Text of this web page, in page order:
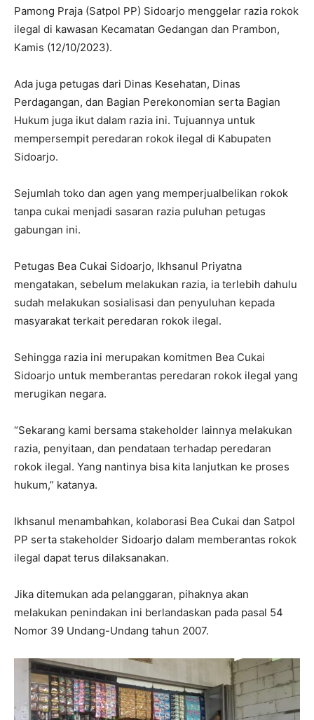
Pamong Praja (Satpol PP) Sidoarjo menggelar razia rokok
ilegal di kawasan Kecamatan Gedangan dan Prambon,
Kamis (12/10/2023).
Ada juga petugas dari Dinas Kesehatan, Dinas
Perdagangan, dan Bagian Perekonomian serta Bagian
Hukum juga ikut dalam razia ini. Tujuannya untuk
mempersempit peredaran rokok ilegal di Kabupaten
Sidoarjo.
Sejumlah toko dan agen yang memperjualbelikan rokok
tanpa cukai menjadi sasaran razia puluhan petugas
gabungan ini.
Petugas Bea Cukai Sidoarjo, Ikhsanul Priyatna
mengatakan, sebelum melakukan razia, ia terlebih dahulu
sudah melakukan sosialisasi dan penyuluhan kepada
masyarakat terkait peredaran rokok ilegal.
Sehingga razia ini merupakan komitmen Bea Cukai
Sidoarjo untuk memberantas peredaran rokok ilegal yang
merugikan negara.
“Sekarang kami bersama stakeholder lainnya melakukan
razia, penyitaan, dan pendataan terhadap peredaran
rokok ilegal. Yang nantinya bisa kita lanjutkan ke proses
hukum,” katanya.
Ikhsanul menambahkan, kolaborasi Bea Cukai dan Satpol
PP serta stakeholder Sidoarjo dalam memberantas rokok
ilegal dapat terus dilaksanakan.
Jika ditemukan ada pelanggaran, pihaknya akan
melakukan penindakan ini berlandaskan pada pasal 54
Nomor 39 Undang-Undang tahun 2007.